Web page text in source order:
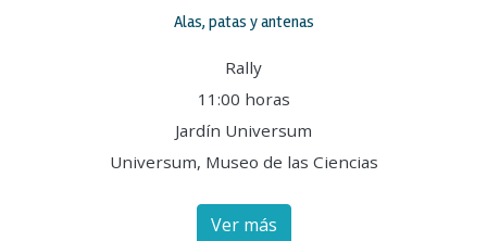
Alas, patas y antenas
Rally
11:00 horas
Jardín Universum
Universum, Museo de las Ciencias
Ver más